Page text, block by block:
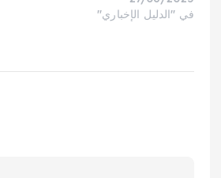
بين الجودة العالية، الأسعار
في "الدليل الإخباري"